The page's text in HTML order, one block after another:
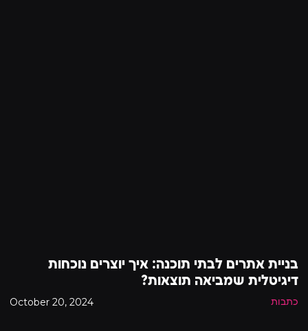
בניית אתרים לבתי תוכנה: איך יוצרים נוכחות
דיגיטלית שמביאה תוצאות?
כתבות October 20, 2024